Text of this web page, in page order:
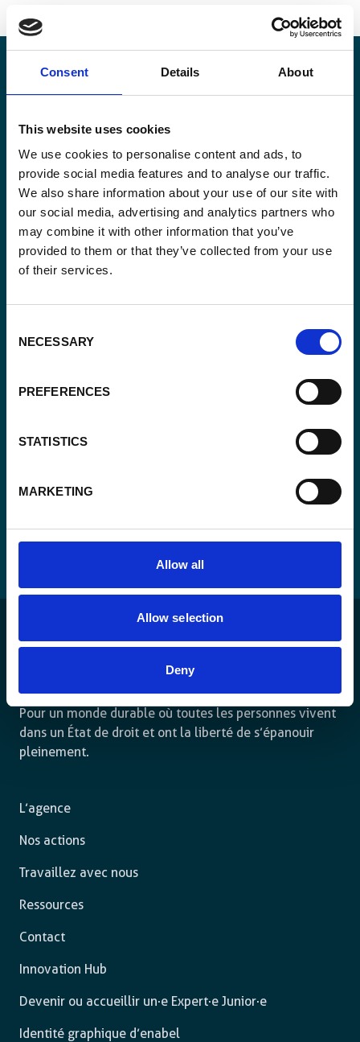
Consent Details About
This website uses cookies
We use cookies to personalise content and ads, to
provide social media features and to analyse our traffic.
We also share information about your use of our site with
our social media, advertising and analytics partners who
may combine it with other information that you’ve
provided to them or that they’ve collected from your use
of their services.
Selection
NECESSARY
PREFERENCES
STATISTICS
MARKETING
Allow all
Allow selection
Deny
Suivez nos actions ainsi que les dernières tendances en
matière de coopération au développement.
Consent
Oui, je m'inscris à la newsletter
CAPTCHA
Pour un monde durable où toutes les personnes vivent
dans un État de droit et ont la liberté de s’épanouir
pleinement.
L’agence
Nos actions
Travaillez avec nous
Ressources
Contact
Innovation Hub
Devenir ou accueillir un·e Expert·e Junior·e
Identité graphique d’enabel